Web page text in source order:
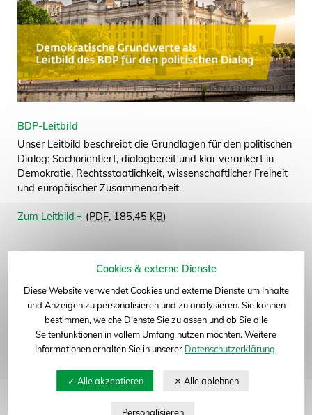
BDP-Leitbild
Unser Leitbild beschreibt die Grundlagen für den politischen
Dialog: Sachorientiert, dialogbereit und klar verankert in
Demokratie, Rechtsstaatlichkeit, wissenschaftlicher Freiheit
und europäischer Zusammenarbeit.
Zum Leitbild (PDF, 185,45 KB)
Cookies & externe Dienste
Diese Website verwendet Cookies und externe Dienste um Inhalte
und Anzeigen zu personalisieren und zu analysieren. Sie können
bestimmen, welche Dienste Sie zulassen und ob Sie alle
Seitenfunktionen in vollem Umfang nutzen möchten. Weitere
Informationen erhalten Sie in unserer Datenschutzerklärung.